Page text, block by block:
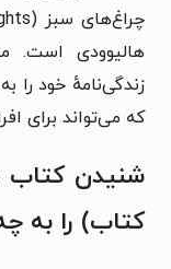
چراغ‌های سبز (Greenlights) نوشتهٔ
هالیوودی است.
زندگی‌نامهٔ خود را
که می‌تواند برای
شنیدن کتاب
کتاب) را به